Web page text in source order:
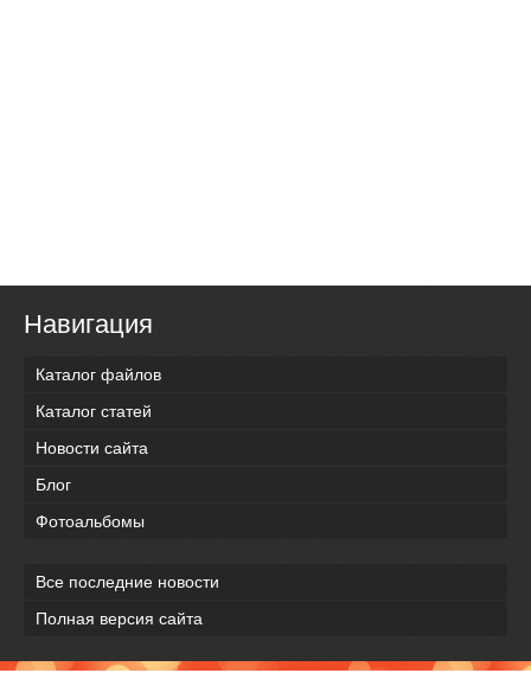
Навигация
Каталог файлов
Каталог статей
Новости сайта
Блог
Фотоальбомы
Все последние новости
Полная версия сайта